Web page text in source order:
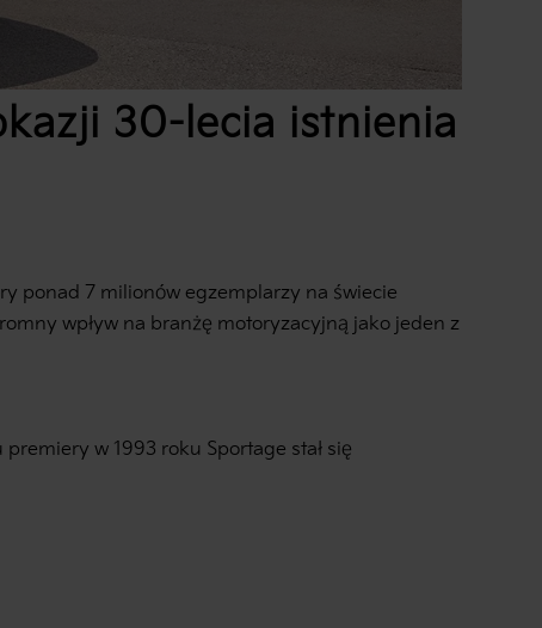
30-lecia istnienia
ponad 7 milionów egzemplarzy na świecie
wpływ na branżę motoryzacyjną jako jeden z
w 1993 roku Sportage stał się